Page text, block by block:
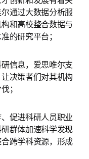
通过大数据分析服
和高校整合数据与
的研究平台；
信息，爱思唯尔支
决策者们对其机构
；
促进科研人员职业
群体加速科学发现
跨学科资源，形成